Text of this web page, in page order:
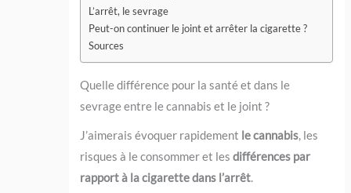
L’arrêt, le sevrage
Peut-on continuer le joint et arrêter la cigarette ?
Sources
Quelle différence pour la santé et dans le
sevrage entre le cannabis et le joint ?
J’aimerais évoquer rapidement le cannabis, les
risques à le consommer et lesdifférences par
rapport à la cigarette dans l’arrêt.